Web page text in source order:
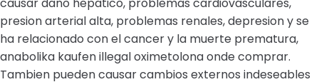
causar dano hepatico, problemas cardiovasculares,
presion arterial alta, problemas renales, depresion y se
ha relacionado con el cancer y la muerte prematura,
anabolika kaufen illegal oximetolona onde comprar.
Tambien pueden causar cambios externos indeseables